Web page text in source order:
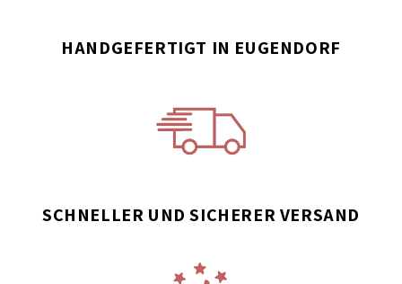
HANDGEFERTIGT IN EUGENDORF
SCHNELLER UND SICHERER VERSAND